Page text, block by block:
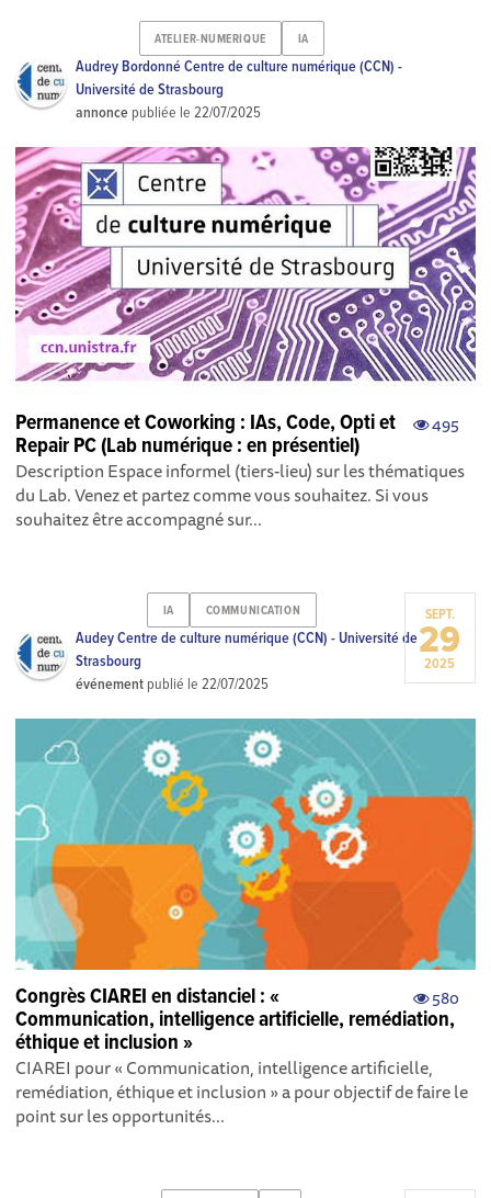
ATELIER-NUMERIQUE IA
Audrey Bordonné Centre de culture numérique (CCN) -
Université de Strasbourg
annonce publiée le22/07/2025
495
Permanence et Coworking : IAs, Code, Opti et
Repair PC (Lab numérique : en présentiel)
Description Espace informel (tiers-lieu) sur les thématiques
du Lab. Venez et partez comme vous souhaitez. Si vous
souhaitez être accompagné sur...
IA COMMUNICATION
Audey Centre de culture numérique (CCN) - Université de
Strasbourg
événement publié le22/07/2025
SEPT.
29
2025
580
Congrès CIAREI en distanciel : «
Communication, intelligence artificielle, remédiation,
éthique et inclusion »
CIAREI pour « Communication, intelligence artificielle,
remédiation, éthique et inclusion » a pour objectif de faire le
point sur les opportunités...